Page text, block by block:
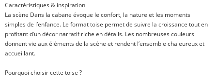
Caractéristiques & inspiration
La scène Dans la cabane évoque le confort, la nature et les moments
simples de l’enfance. Le format toise permet de suivre la croissance tout en
profitant d’un décor narratif riche en détails. Les nombreuses couleurs
donnent vie aux éléments de la scène et rendent l’ensemble chaleureux et
accueillant.
Pourquoi choisir cette toise ?